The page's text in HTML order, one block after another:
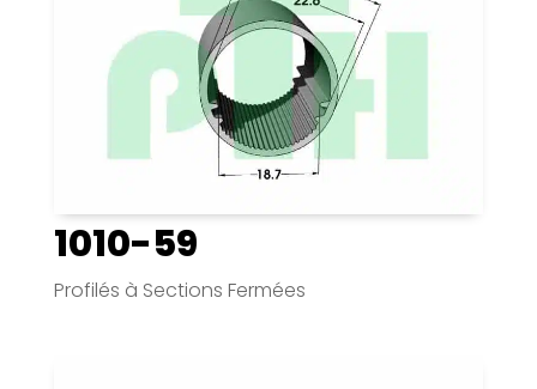
1010-59
Profilés à Sections Fermées